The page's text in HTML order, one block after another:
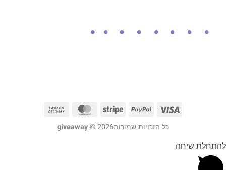
כל הזכויות שמורות2026 © giveaway
להתחלת שיחה